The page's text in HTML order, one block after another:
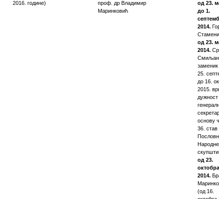
2016. године)
проф. др Владимир
Маринковић
од 23.
до 1.
2014.
од 23.
2014.
25.
до 16.
2015.
дужност
основу
36. став
Народне
од 23.
октобра
2014.
(од 16.